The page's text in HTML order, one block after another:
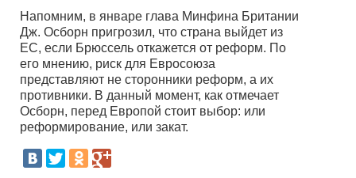
Напомним, в январе глава Минфина Британии
Дж. Осборн пригрозил, что страна выйдет из
ЕС, если Брюссель откажется от реформ. По
его мнению, риск для Евросоюза
представляют не сторонники реформ, а их
противники. В данный момент, как отмечает
Осборн, перед Европой стоит выбор: или
реформирование, или закат.